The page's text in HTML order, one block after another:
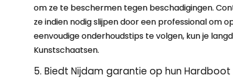
om ze te beschermen tegen beschadigingen.
ze indien nodig slijpen door een professional om
eenvoudige onderhoudstips te volgen, kun je
Kunstschaatsen.
5. Biedt Nijdam garantie op hun